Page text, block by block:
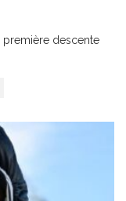
première descente